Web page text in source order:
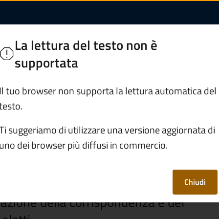
|
Servizi Vivere Berzo Inferiore
segreteria e protocollo
protocollo
della corrispondenza e del
La lettura del testo non è
supportata
Il tuo browser non supporta la lettura automatica del
suggeriamo di utilizzare una versione aggiornata di
uno dei browser più diffusi in commercio.
Chiudi